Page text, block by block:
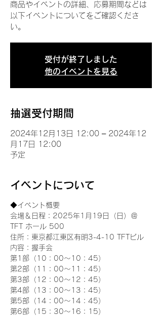
商品やイベントの詳細、応募期間などは
以下イベントについてをご確認くださ
い。
受付が終了しました
他のイベントを見る
抽選受付期間
2024年12月13日 12:00 – 2024年12
月17日 12:00
予定
イベントについて
◆イベント概要
会場＆日程：2025年1月19日（日）＠
TFT ホール 500
住所：東京都江東区有明3-4-10 TFTビル
内容：握手会
第1部（10：00～10：45）
第2部（11：00～11：45）
第3部（12：00～12：45）
第4部（13：00～13：45）
第5部（14：00～14：45）
第6部（15：30～16：15）